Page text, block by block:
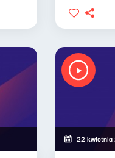
22 kwietnia